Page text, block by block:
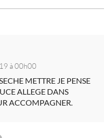
à 00h00
METTRE JE PENSE
ALLEGE DANS
ACCOMPAGNER.